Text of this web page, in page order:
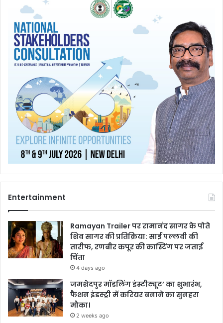
Entertainment
Ramayan Trailer पर रामानंद सागर के पोते
शिव सागर की प्रतिक्रिया: साई पल्लवी की
तारीफ, रणबीर कपूर की कास्टिंग पर जताई
चिंता
4 days ago
जमशेदपुर मॉडलिंग इंस्टीट्यूट’ का शुभारंभ,
फैशन इंडस्ट्री में करियर बनाने का सुनहरा
मौका।
2 weeks ago